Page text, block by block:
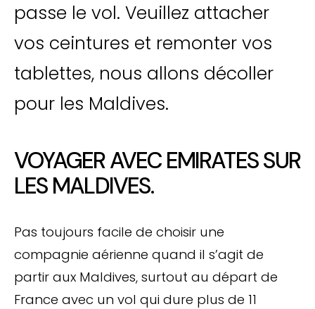
passe le vol. Veuillez attacher
vos ceintures et remonter vos
tablettes, nous allons décoller
pour les Maldives.
VOYAGER AVEC EMIRATES SUR
LES MALDIVES.
Pas toujours facile de choisir une
compagnie aérienne quand il s’agit de
partir aux Maldives, surtout au départ de
France avec un vol qui dure plus de 11